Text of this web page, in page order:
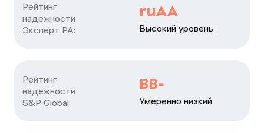
Рейтинг
надежности
Эксперт РА:
ruAA
Высокий уровень
Рейтинг
надежности
S&P Global:
BB-
Умеренно низкий